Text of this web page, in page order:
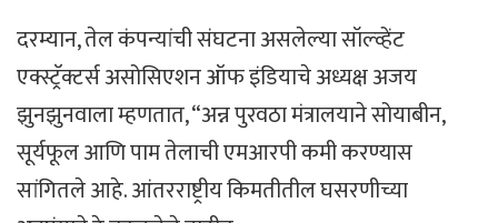
दरम्यान, तेल कंपन्यांची संघटना असलेल्या सॉल्व्हेंट
एक्स्ट्रॅक्टर्स असोसिएशन ऑफ इंडियाचे अध्यक्ष अजय
झुनझुनवाला म्हणतात, “अन्न पुरवठा मंत्रालयाने सोयाबीन,
सूर्यफूल आणि पाम तेलाची एमआरपी कमी करण्यास
सांगितले आहे. आंतरराष्ट्रीय किमतीतील घसरणीच्या